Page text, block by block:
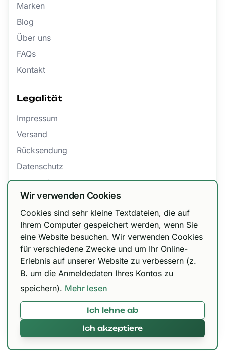
Marken
Blog
Über uns
FAQs
Kontakt
Legalität
Impressum
Versand
Rücksendung
Datenschutz
Barrierefreiheit
AGB
Bestellung widerrufen
Zertifizierungen
Mit 🌱 in Paderborn gemacht © 2026,420brokkoli.de
Wir haben unsere Versandoptionen
angepasst!
DHL Paket 6,99 € / kostenfrei ab 150 €, Urbify
11,99 € / kostenfrei ab 300 € und DHL Express
Wir verwenden Cookies
Cookies sind sehr kleine Textdateien, die auf
Ihrem Computer gespeichert werden, wenn Sie
eine Website besuchen. Wir verwenden Cookies
für verschiedene Zwecke und um Ihr Online-
Erlebnis auf unserer Website zu verbessern (z.
B. um die Anmeldedaten Ihres Kontos zu
speichern). Mehr lesen
Ich lehne ab
Ich akzeptiere